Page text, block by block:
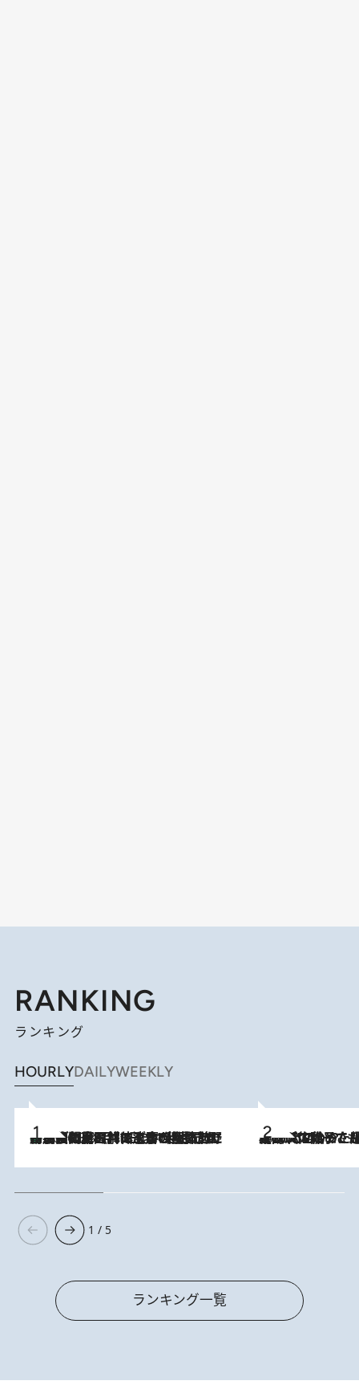
RANKING
ランキング
HOURLYDAILYWEEKLY
2026.8.8
「最後に見られてよかった」上野動物園の東園パンダ舎が解体前に特別公開。8月16日まで延長されたパネル展と共に辿る“半世紀”のパンダ飼育《解体工事の図面あり》 2026.8.5
【阿川佐和子さんの年とる力】なぜ70代で始めた趣味は“こんなに楽しい”のか？ ピアノ、俳句…スランプに陥っても続けられる“ある秘訣”とは
1 / 5
ランキング一覧